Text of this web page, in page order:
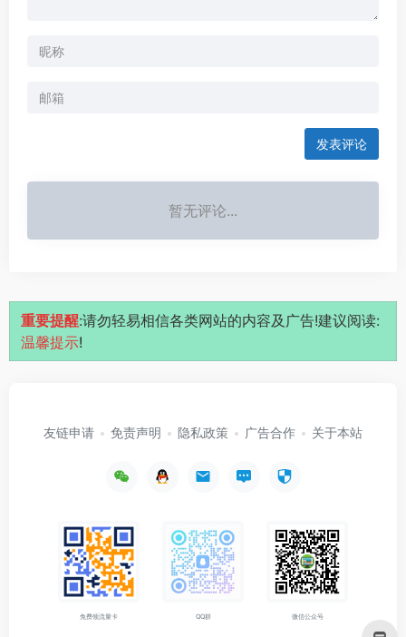
发表评论
暂无评论...
重要提醒:请勿轻易相信各类网站的内容及广告!建议阅读:
温馨提示!
友链申请 免责声明 隐私政策 广告合作 关于本站
免费领流量卡 QQ群 微信公众号